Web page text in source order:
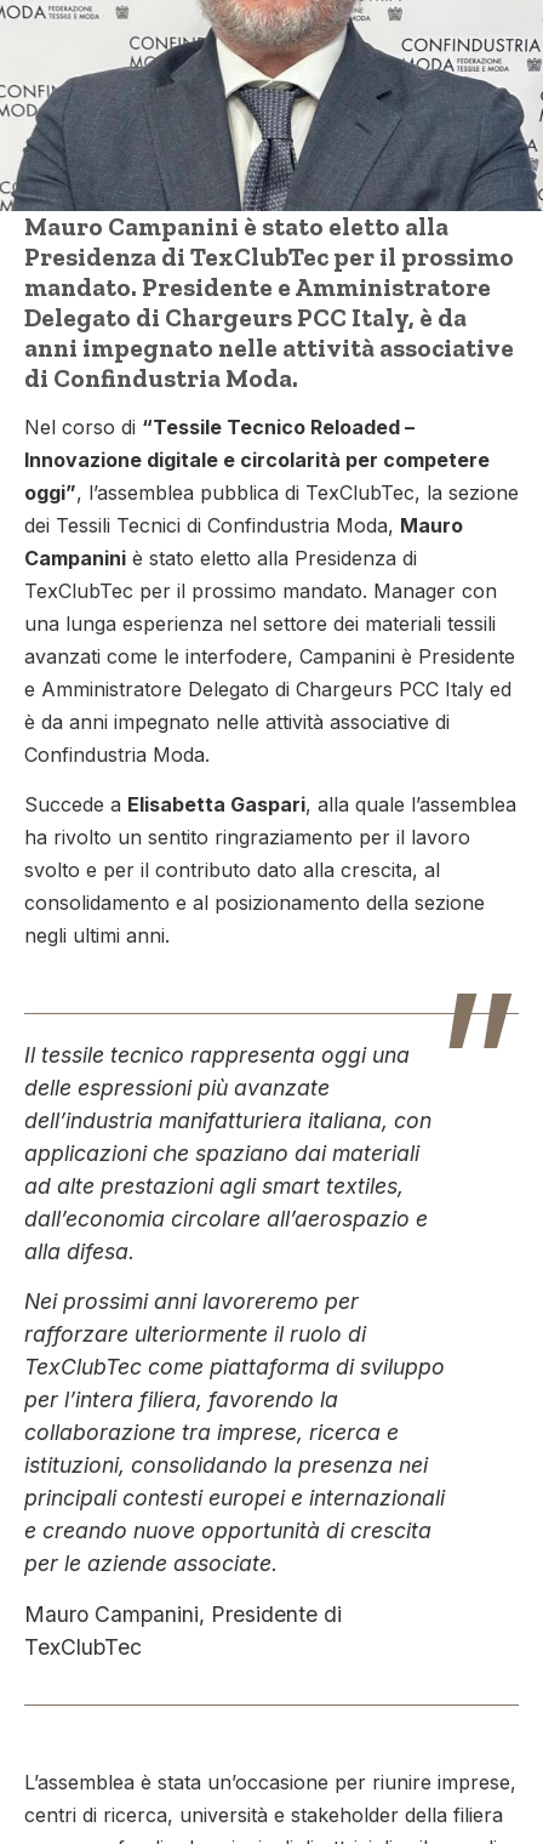
Mauro Campanini è stato eletto alla
Presidenza di TexClubTec per il prossimo
mandato. Presidente e Amministratore
Delegato di Chargeurs PCC Italy, è da
anni impegnato nelle attività associative
di Confindustria Moda.
Nel corso di “Tessile Tecnico Reloaded –
Innovazione digitale e circolarità per competere
oggi”, l’assemblea pubblica di TexClubTec, la sezione
dei Tessili Tecnici di Confindustria Moda, Mauro
Campanini è stato eletto alla Presidenza di
TexClubTec per il prossimo mandato. Manager con
una lunga esperienza nel settore dei materiali tessili
avanzati come le interfodere, Campanini è Presidente
e Amministratore Delegato di Chargeurs PCC Italy ed
è da anni impegnato nelle attività associative di
Confindustria Moda.
Succede a Elisabetta Gaspari, alla quale l’assemblea
ha rivolto un sentito ringraziamento per il lavoro
svolto e per il contributo dato alla crescita, al
consolidamento e al posizionamento della sezione
negli ultimi anni.
Il tessile tecnico rappresenta oggi una
delle espressioni più avanzate
dell’industria manifatturiera italiana, con
applicazioni che spaziano dai materiali
ad alte prestazioni agli smart textiles,
dall’economia circolare all’aerospazio e
alla difesa.
Nei prossimi anni lavoreremo per
rafforzare ulteriormente il ruolo di
TexClubTec come piattaforma di sviluppo
per l’intera filiera, favorendo la
collaborazione tra imprese, ricerca e
istituzioni, consolidando la presenza nei
principali contesti europei e internazionali
e creando nuove opportunità di crescita
per le aziende associate.
Mauro Campanini, Presidente di
TexClubTec
L’assemblea è stata un’occasione per riunire imprese,
centri di ricerca, università e stakeholder della filiera